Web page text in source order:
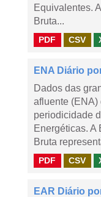
Equivalentes.
Bruta...
PDF CSV
ENA Diário
Dados das
afluente (ENA)
periodicidade
Energéticas. A
Bruta
PDF CSV
EAR Diário